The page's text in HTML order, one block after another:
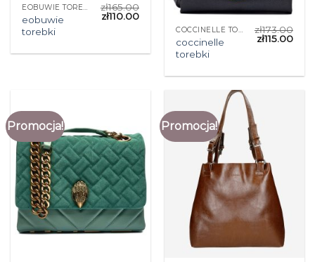
EOBUWIE TOREBKI
eobuwie
torebki
zł165.00
zł110.00
COCCINELLE TOREBKI
coccinelle
torebki
zł173.00
zł115.00
Promocja! Promocja!